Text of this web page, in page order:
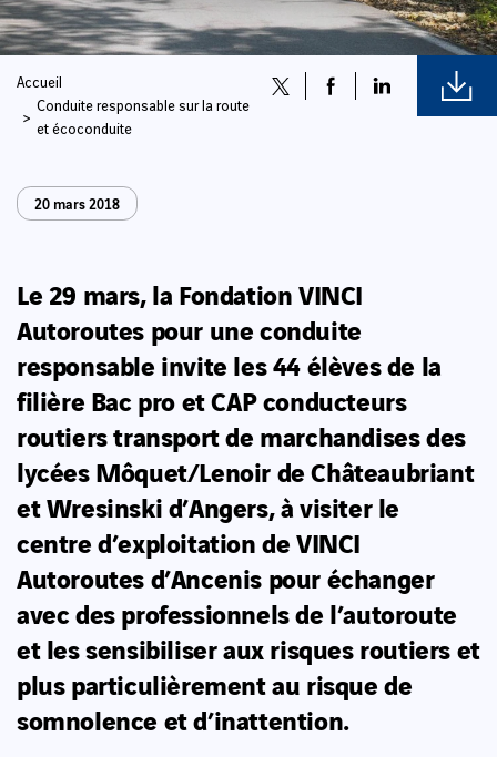
Accueil
Conduite responsable sur la route
et écoconduite
20 mars 2018
Le 29 mars, la Fondation VINCI
Autoroutes pour une conduite
responsable invite les 44 élèves de la
filière Bac pro et CAP conducteurs
routiers transport de marchandises des
lycées Môquet/Lenoir de Châteaubriant
et Wresinski d’Angers, à visiter le
centre d’exploitation de VINCI
Autoroutes d’Ancenis pour échanger
avec des professionnels de l’autoroute
et les sensibiliser aux risques routiers et
plus particulièrement au risque de
somnolence et d’inattention.